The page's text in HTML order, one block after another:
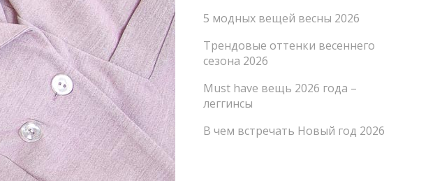
5 модных вещей весны 2026
Трендовые оттенки весеннего
сезона 2026
Must have вещь 2026 года –
леггинсы
В чем встречать Новый год 2026